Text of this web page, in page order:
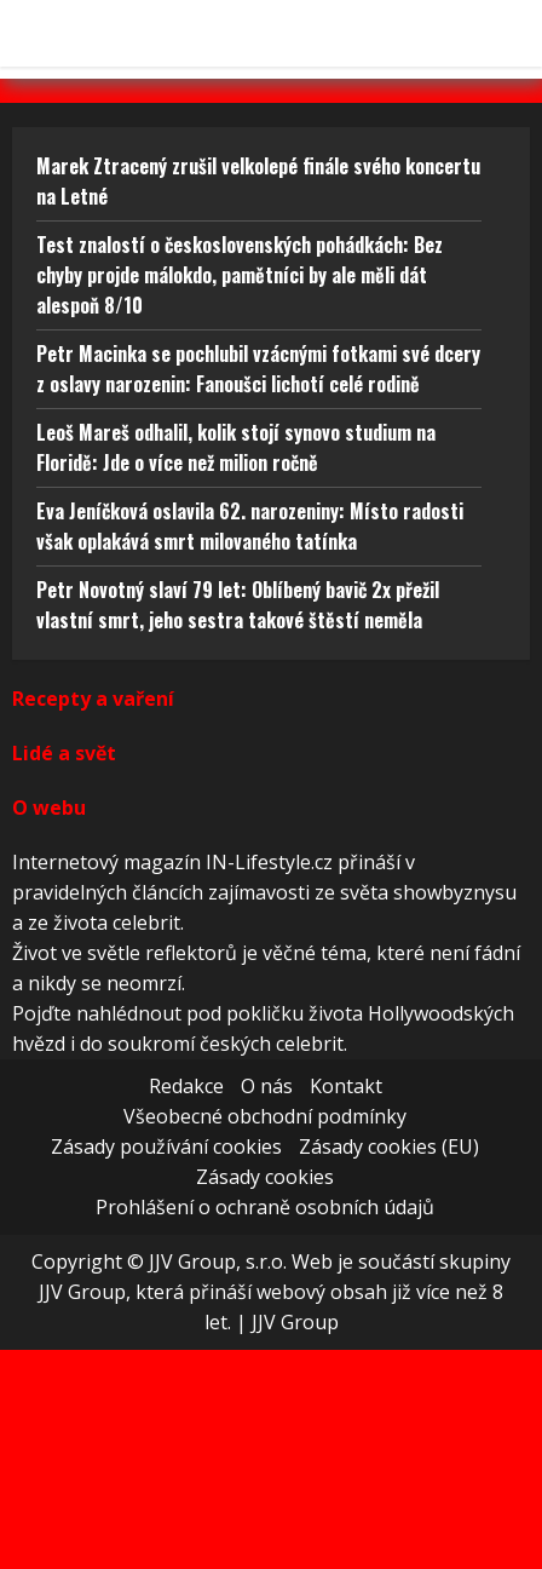
Marek Ztracený zrušil velkolepé finále svého koncertu
na Letné
Test znalostí o československých pohádkách: Bez
chyby projde málokdo, pamětníci by ale měli dát
alespoň 8/10
Petr Macinka se pochlubil vzácnými fotkami své dcery
z oslavy narozenin: Fanoušci lichotí celé rodině
Leoš Mareš odhalil, kolik stojí synovo studium na
Floridě: Jde o více než milion ročně
Eva Jeníčková oslavila 62. narozeniny: Místo radosti
však oplakává smrt milovaného tatínka
Petr Novotný slaví 79 let: Oblíbený bavič 2x přežil
vlastní smrt, jeho sestra takové štěstí neměla
Recepty a vaření
Lidé a svět
O webu
Internetový magazín IN-Lifestyle.cz přináší v
pravidelných článcích zajímavosti ze světa showbyznysu
a ze života celebrit.
Život ve světle reflektorů je věčné téma, které není fádní
a nikdy se neomrzí.
Pojďte nahlédnout pod pokličku života Hollywoodských
hvězd i do soukromí českých celebrit.
Redakce
O nás
Kontakt
Všeobecné obchodní podmínky
Zásady používání cookies
Zásady cookies (EU)
Zásady cookies
Prohlášení o ochraně osobních údajů
Copyright © JJV Group, s.r.o. Web je součástí skupiny
JJV Group, která přináší webový obsah již více než 8
let. | JJV Group